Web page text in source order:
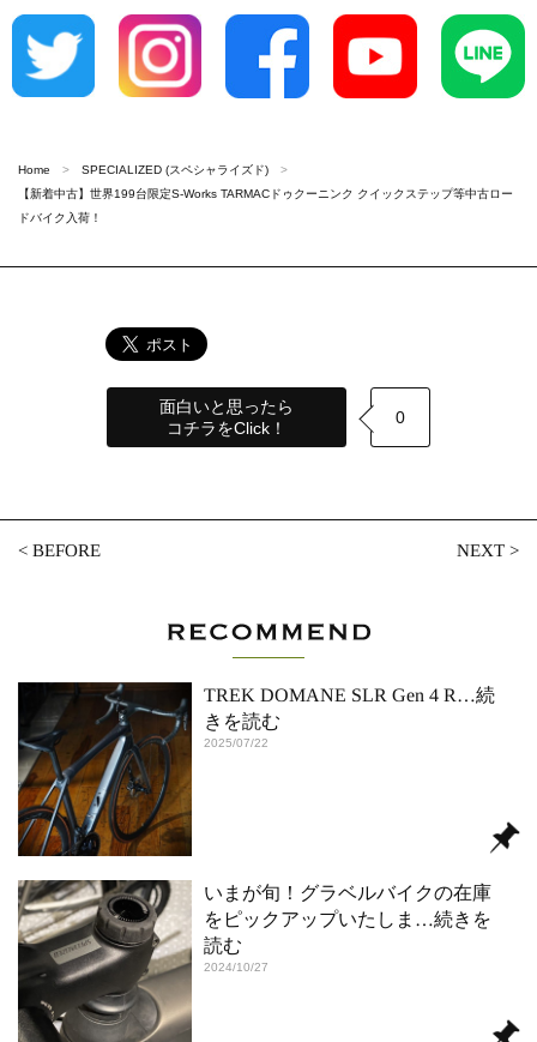
Home
SPECIALIZED (スペシャライズド)
【新着中古】世界199台限定S-Works TARMACドゥクーニンク クイックステップ等中古ロー
ドバイク入荷！
面白いと思ったら
コチラをClick！
0
<BEFORE NEXT>
TREK DOMANE SLR Gen 4 R …続
きを読む
2025/07/22
いまが旬！グラベルバイクの在庫
をピックアップいたしま …続きを
読む
2024/10/27